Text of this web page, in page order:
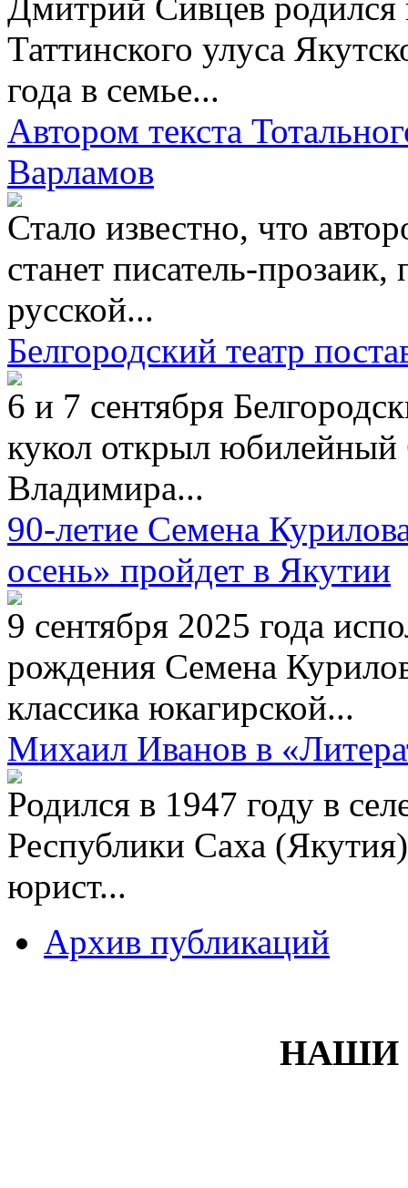
Таттинского улуса
года в семье...
Автором текста
Варламов
Стало известно, что
станет писатель-прозаик,
русской...
Белгородский театр
6 и 7 сентября
кукол открыл юбилейный
Владимира...
90-летие Семена
осень» пройдет в Якутии
9 сентября 2025 года
рождения Семена
классика юкагирской...
Михаил Иванов в
Родился в 1947 году в
Республики Саха
юрист...
Архив публикаций
НАШИ